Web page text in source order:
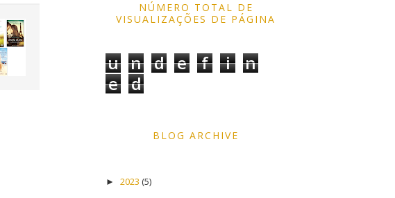
NÚMERO TOTAL DE
VISUALIZAÇÕES DE PÁGINA
u n d e f i
n
e d
BLOG ARCHIVE
► 2023 (5)